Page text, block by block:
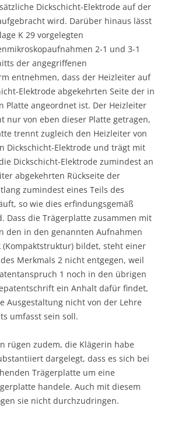
Dickschicht-Elektrode auf der
wird. Darüber hinaus lässt
K 29 vorgelegten
2-1 und 3-1
der angegriffenen
entnehmen, dass der Heizleiter auf
Elektrode abgekehrten Seite der in
Platte angeordnet ist. Der Heizleiter
nur von eben dieser Platte getragen,
trennt zugleich den Heizleiter von
Dickschicht-Elektrode und trägt mit
Dickschicht-Elektrode zumindest an
abgekehrten Rückseite der
zumindest eines Teils des
so wie dies erfindungsgemäß
Dass die Trägerplatte zusammen mit
den in den genannten Aufnahmen
(Kompaktstruktur) bildet, steht einer
Merkmals 2 nicht entgegen, weil
1 noch in den übrigen
ein Anhalt dafür findet,
Ausgestaltung nicht von der Lehre
umfasst sein soll.
rügen zudem, die Klägerin habe
dargelegt, dass es sich bei
Trägerplatte um eine
handele. Auch mit diesem
sie nicht durchzudringen.